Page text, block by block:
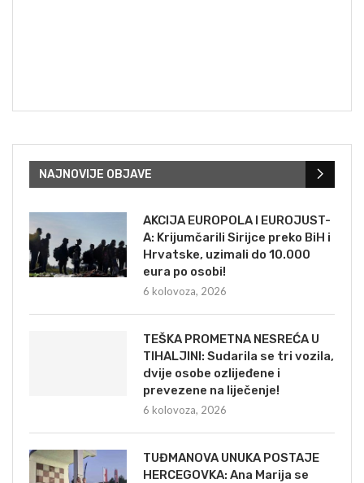
NAJNOVIJE OBJAVE
AKCIJA EUROPOLA I EUROJUST-
A: Krijumčarili Sirijce preko BiH i
Hrvatske, uzimali do 10.000
eura po osobi!
6 kolovoza, 2026
TEŠKA PROMETNA NESREĆA U
TIHALJINI: Sudarila se tri vozila,
dvije osobe ozlijeđene i
prevezene na liječenje!
6 kolovoza, 2026
TUĐMANOVA UNUKA POSTAJE
HERCEGOVKA: Ana Marija se